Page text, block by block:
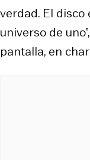
verdad. El
universo de
pantalla, en